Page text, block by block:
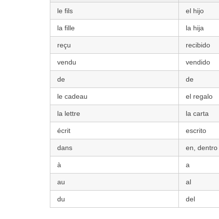
le fils el hijo
la fille la hija
reçu recibido
vendu vendido
de de
le cadeau el regalo
la lettre la carta
écrit escrito
dans en, dentro
à a
au al
du del